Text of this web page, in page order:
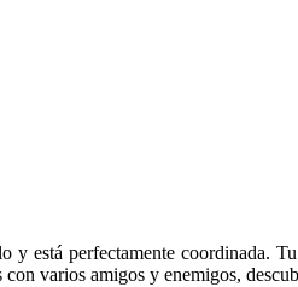
y está perfectamente coordinada.
varios amigos y enemigos,